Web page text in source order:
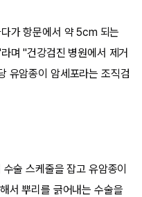
가 항문에서 약 5cm 되는
며 "건강검진 병원에서 제거
유암종이 암세포라는 조직검
술 스케줄을 잡고 유암종이
서 뿌리를 긁어내는 수술을